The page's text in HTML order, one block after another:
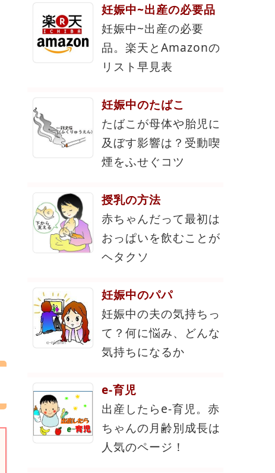
妊娠中~出産の必要品
妊娠中~出産の必要
品。楽天とAmazonの
リスト早見表
妊娠中のたばこ
たばこが母体や胎児に
及ぼす影響は？受動喫
煙をふせぐコツ
授乳の方法
赤ちゃんだって最初は
おっぱいを飲むことが
ヘタクソ
妊娠中のパパ
妊娠中の夫の気持ちっ
て？何に悩み、どんな
気持ちになるか
e-育児
出産したらe-育児。赤
ちゃんの月齢別成長は
人気のページ！